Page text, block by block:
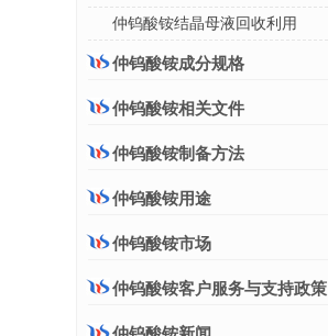
仲钨酸铵结晶母液回收利用
仲钨酸铵成分规格
仲钨酸铵相关文件
仲钨酸铵制备方法
仲钨酸铵用途
仲钨酸铵市场
仲钨酸铵客户服务与支持政策